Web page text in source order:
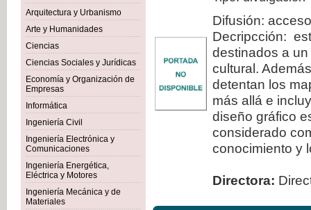
Arquitectura y Urbanismo
Arte y Humanidades
Ciencias
Ciencias Sociales y Jurídicas
Economía y Organización de
Empresas
Informática
Ingeniería Civil
Ingeniería Electrónica y
Comunicaciones
Ingeniería Energética,
Eléctrica y Motores
Ingeniería Mecánica y de
Materiales
Difusión:
Decripcción:
destinados a
cultural.
detentan los
más allá e
diseño gráfico
considerado
conocimiento y
Directora: